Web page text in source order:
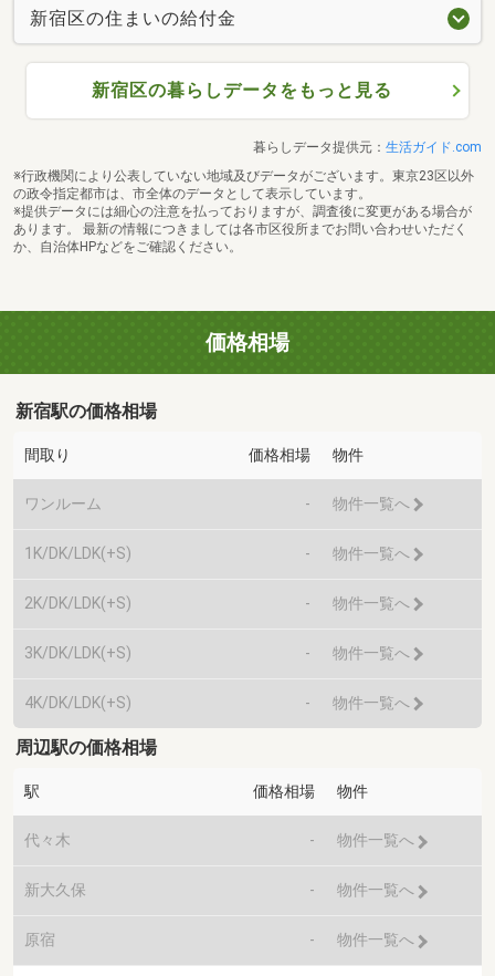
新宿区の住まいの給付金
新宿区の暮らしデータをもっと見る
暮らしデータ提供元： 生活ガイド.com
※行政機関により公表していない地域及びデータがございます。東京23区以外
の政令指定都市は、市全体のデータとして表示しています。
※提供データには細心の注意を払っておりますが、調査後に変更がある場合が
あります。 最新の情報につきましては各市区役所までお問い合わせいただく
か、自治体HPなどをご確認ください。
価格相場
新宿駅の価格相場
間取り 価格相場 物件
ワンルーム - 物件一覧へ
1K/DK/LDK(+S) - 物件一覧へ
2K/DK/LDK(+S) - 物件一覧へ
3K/DK/LDK(+S) - 物件一覧へ
4K/DK/LDK(+S) - 物件一覧へ
周辺駅の価格相場
駅 価格相場 物件
代々木 - 物件一覧へ
新大久保 - 物件一覧へ
原宿 - 物件一覧へ